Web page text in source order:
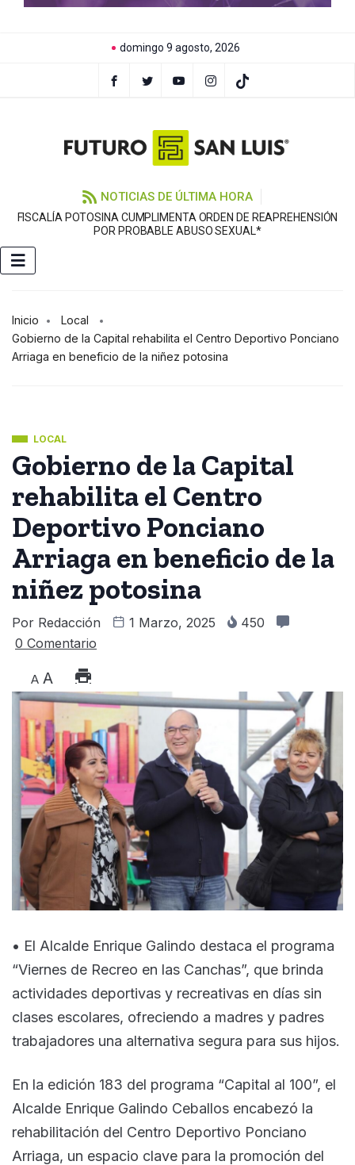
domingo 9 agosto, 2026
NOTICIAS DE ÚLTIMA HORA
FISCALÍA POTOSINA CUMPLIMENTA ORDEN DE REAPREHENSIÓN
POR PROBABLE ABUSO SEXUAL*
Inicio
Local
Gobierno de la Capital rehabilita el Centro Deportivo Ponciano
Arriaga en beneficio de la niñez potosina
LOCAL
Gobierno de la Capital
rehabilita el Centro
Deportivo Ponciano
Arriaga en beneficio de la
niñez potosina
Por Redacción 1 Marzo, 2025
450
0 Comentario
A A
• El Alcalde Enrique Galindo destaca el programa
“Viernes de Recreo en las Canchas”, que brinda
actividades deportivas y recreativas en días sin
clases escolares, ofreciendo a madres y padres
trabajadores una alternativa segura para sus hijos.
En la edición 183 del programa “Capital al 100”, el
Alcalde Enrique Galindo Ceballos encabezó la
rehabilitación del Centro Deportivo Ponciano
Arriaga, un espacio clave para la promoción del